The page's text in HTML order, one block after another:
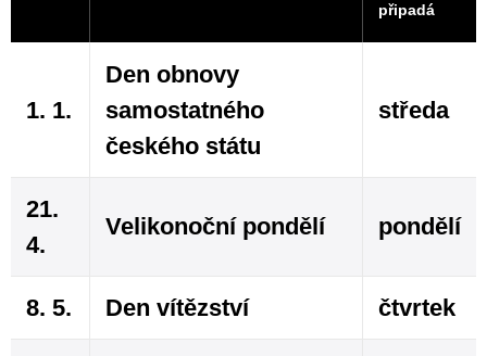
připadá
1. 1.
Den obnovy
samostatného
českého státu
středa
21.
4.
Velikonoční pondělí pondělí
8. 5. Den vítězství čtvrtek